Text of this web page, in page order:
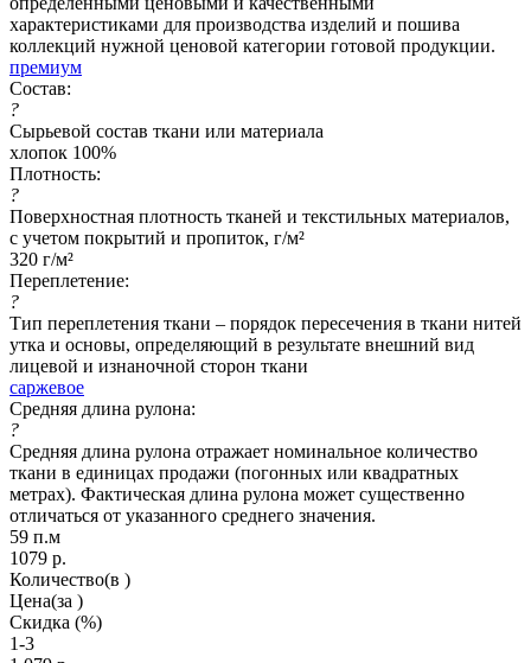
характеристиками для производства изделий и пошива
коллекций нужной ценовой категории готовой продукции.
премиум
Состав:
?
Сырьевой состав ткани или материала
хлопок 100%
Плотность:
?
Поверхностная плотность тканей и текстильных материалов,
с учетом покрытий и пропиток, г/м²
320 г/м²
Переплетение:
?
Тип переплетения ткани – порядок пересечения в ткани нитей
утка и основы, определяющий в результате внешний вид
лицевой и изнаночной сторон ткани
саржевое
Средняя длина рулона:
?
Средняя длина рулона отражает номинальное количество
ткани в единицах продажи (погонных или квадратных
метрах). Фактическая длина рулона может существенно
отличаться от указанного среднего значения.
59 п.м
1079 р.
Количество(в )
Цена(за )
Скидка (%)
1-3